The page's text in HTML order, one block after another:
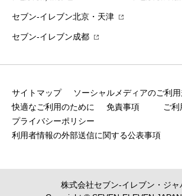
セブン‐イレブン北京・天津
セブン‐イレブン成都
サイトマップ
ソーシャルメディアのご利
快適なご利用のために
免責事項
ご利
プライバシーポリシー
利用者情報の外部送信に関する公表事項
株式会社セブン‐イレブン・ジ